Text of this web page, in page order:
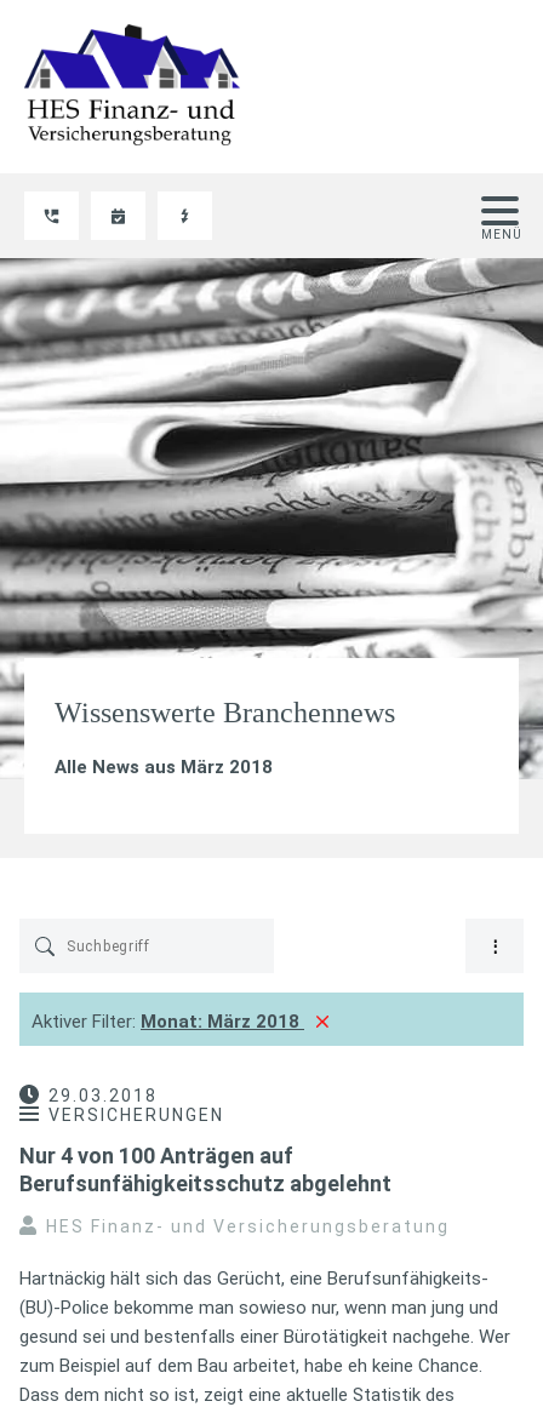
Wissenswerte Branchennews
Alle News aus März 2018
Aktiver Filter: Monat: März 2018
29.03.2018
VERSICHERUNGEN
Nur 4 von 100 Anträgen auf
Berufsunfähigkeitsschutz abgelehnt
HES Finanz- und Versicherungsberatung
Hartnäckig hält sich das Gerücht, eine Berufsunfähigkeits-
(BU)-Police bekomme man sowieso nur, wenn man jung und
gesund sei und bestenfalls einer Bürotätigkeit nachgehe. Wer
zum Beispiel auf dem Bau arbeitet, habe eh keine Chance.
Dass dem nicht so ist, zeigt eine aktuelle Statistik des